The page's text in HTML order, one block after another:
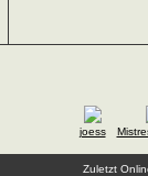
joess
Zuletzt